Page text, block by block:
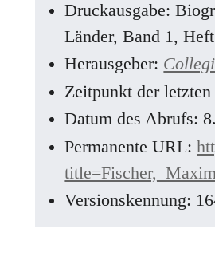
Druckausgabe:
Länder, Band 1,
Herausgeber:
Zeitpunkt der
Datum des Abrufs:
Permanente URL:
Versionskennung: